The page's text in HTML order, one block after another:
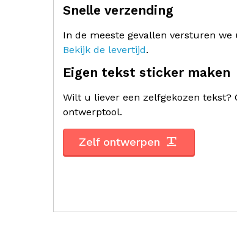
Snelle verzending
In de meeste gevallen versturen
Bekijk de levertijd.
Eigen tekst sticker maken
Wilt u liever een zelfgekozen
ontwerptool.
Zelf ontwerpen